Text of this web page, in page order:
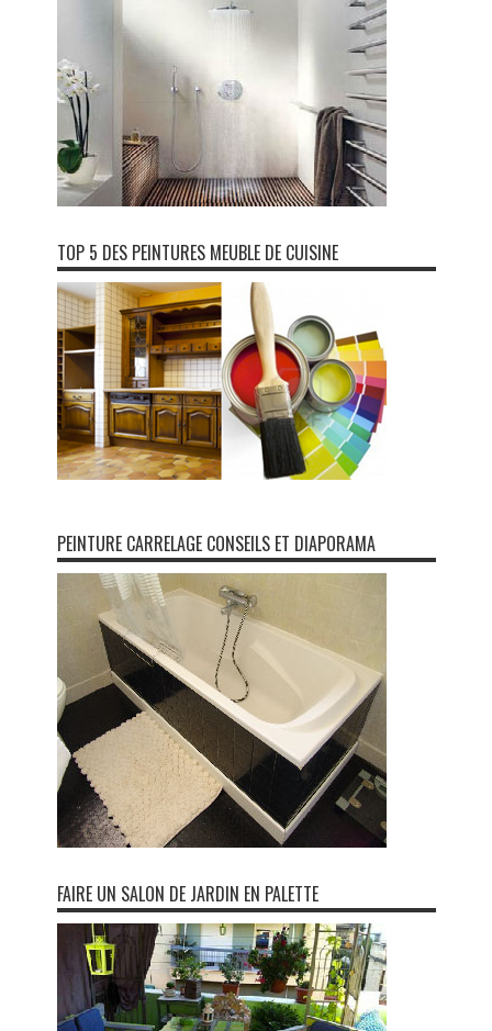
TOP 5 DES PEINTURES MEUBLE DE CUISINE
PEINTURE CARRELAGE CONSEILS ET DIAPORAMA
FAIRE UN SALON DE JARDIN EN PALETTE